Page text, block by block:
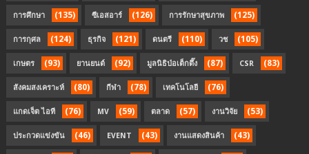
การศึกษา (135) ซีเอสอาร์ (126) การรักษาสุขภาพ (125)
การกุศล (124) ธุรกิจ (121) ดนตรี (110) วช (105)
เกษตร (93) ยานยนต์ (92) มูลนิธิป่อเต็กตึ๊ง (87) CSR (83)
สังคมสงเคราะห์ (80) กีฬา (78) เทคโนโลยี (76)
แกดเจ็ต ไอที (76) MV (59) ตลาด (57) งานวิจัย (53)
ประกวดแข่งขัน (46) EVENT (43) งานแสดงสินค้า (43)